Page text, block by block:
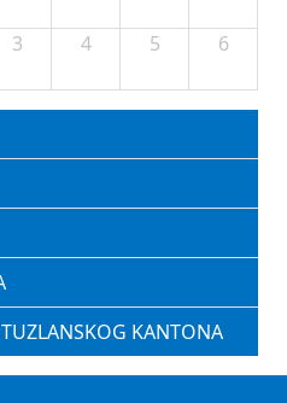
3 4 5 6
KANTONA